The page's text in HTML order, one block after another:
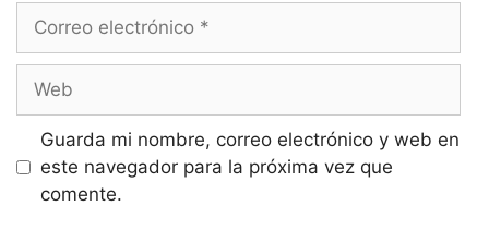
electrónico
Guarda mi nombre, correo electrónico y web en
este navegador para la próxima vez que
comente.